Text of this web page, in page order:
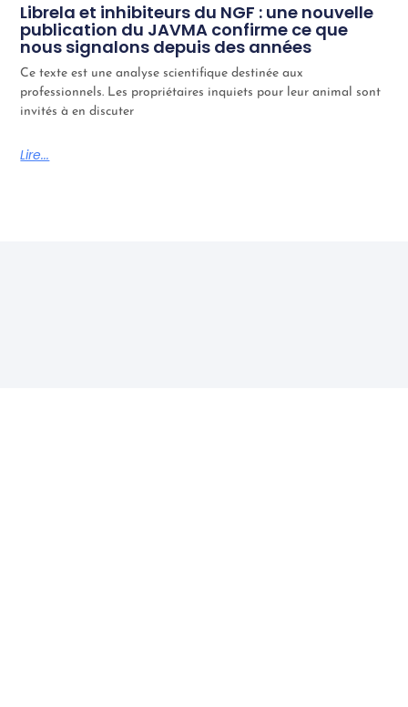
Librela et inhibiteurs du NGF : une nouvelle
publication du JAVMA confirme ce que
nous signalons depuis des années
Ce texte est une analyse scientifique destinée aux
professionnels. Les propriétaires inquiets pour leur animal sont
invités à en discuter
Lire...